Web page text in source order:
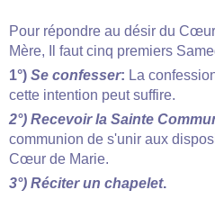
Pour répondre au désir du
Mère, Il faut cinq premiers
1°) Se confesser: La
cette intention peut suffire.
2°) Recevoir la Sainte
communion de s'unir aux
Cœur de Marie.
3°) Réciter un chapelet.